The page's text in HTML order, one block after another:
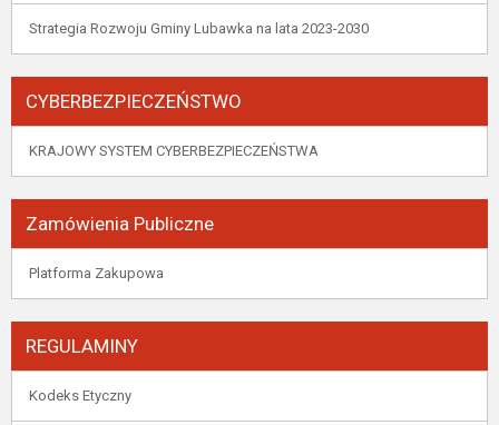
Strategia Rozwoju Gminy Lubawka na lata 2023-2030
CYBERBEZPIECZEŃSTWO
KRAJOWY SYSTEM CYBERBEZPIECZEŃSTWA
Zamówienia Publiczne
Platforma Zakupowa
REGULAMINY
Kodeks Etyczny